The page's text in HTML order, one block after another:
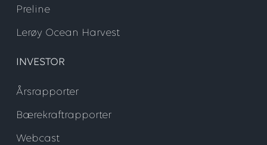
Preline
Lerøy Ocean Harvest
INVESTOR
Årsrapporter
Bærekraftrapporter
Webcast